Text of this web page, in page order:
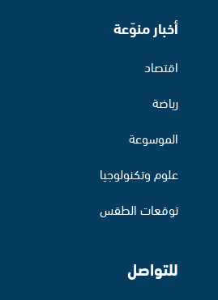
أخبار منوّعة
اقتصاد
رياضة
الموسوعة
علوم وتكنولوجيا
توقعات الطقس
للتواصل